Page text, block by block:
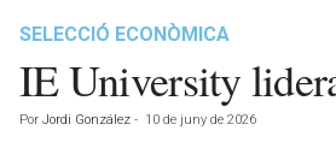
SELECCIÓ ECONÒMICA
IE University
Por Jordi González - 10 de juny de 2026